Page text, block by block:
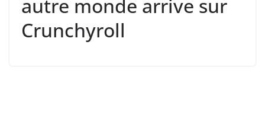
autre monde arrive sur
Crunchyroll